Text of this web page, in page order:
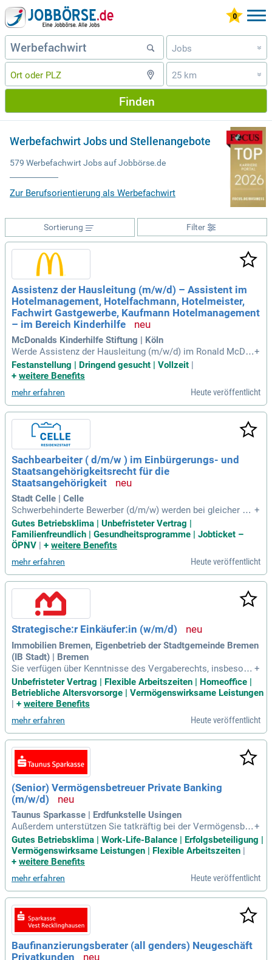
Jobs »
25 km »
Finden
Werbefachwirt Jobs und Stellenangebote
579 Werbefachwirt Jobs auf Jobbörse.de
Zur Berufsorientierung als Werbefachwirt
Filter
Sortierung
Assistenz der Hausleitung (m/w/d) – Assistent im
Hotelmanagement, Hotelfachmann, Hotelmeister,
Fachwirt Gastgewerbe, Kaufmann Hotelmanagement
– im Bereich Kinderhilfe
McDonalds Kinderhilfe Stiftung | Köln
Werde Assistenz der Hausleitung (m/w/d) im Ronald McDo
nald Haus Köln! In dieser Vollzeitposition betreust du Famili
en in schwierigen Lebenslagen und unterstützt unser ehrena
der Hausadministration, die Einhaltung der Arbeitssicherhei
t sowie die Pflege der Kontakte zur Klinik. Außerdem planst
du unsere wöchentlichen Verwöhn-Angebote für die Familie
n. Wir suchen engagierte Teamplayer mit Erfahrung im Hote
lmanagement oder Gastgewerbe. Verstärke unser Team in e
inem herzlichen Umfeld und fördere das Wohlbefinden der F
amilien, die wir betreuen! Jetzt bewerben!
+
Festanstellung | Dringend gesucht | Vollzeit |
+ weitere Benefits
mehr erfahren Heute veröffentlicht
Sachbearbeiter ( d/m/w ) im Einbürgerungs- und
Staatsangehörigkeitsrecht für die
Staatsangehörigkeit
Stadt Celle | Celle
Schwerbehinderte Bewerber (d/m/w) werden bei gleicher Ei
gnung bevorzugt berücksichtigt. Zu Zwecken und für die Da
uer der Durchführung des Bewerbungsverfahrens werden per
sonenbezogene Daten gespeichert.
+
Gutes Betriebsklima | Unbefristeter Vertrag |
Familienfreundlich | Gesundheitsprogramme | Jobticket –
ÖPNV
+ weitere Benefits
mehr erfahren Heute veröffentlicht
Strategische:r Einkäufer:in (w/m/d)
Immobilien Bremen, Eigenbetrieb der Stadtgemeinde Bremen
(IB Stadt) | Bremen
Sie verfügen über Kenntnisse des Vergaberechts, insbesond
ere der VgV/UVgO oder Sie sind bereit, die entsprechenden
Kenntnisse durch Fort- und Weiterbildungen auch mit Absch
lussprüfung zu erwerben.
+
Unbefristeter Vertrag | Flexible Arbeitszeiten | Homeoffice |
Betriebliche Altersvorsorge | Vermögenswirksame Leistungen
| + weitere Benefits
mehr erfahren Heute veröffentlicht
(Senior) Vermögensbetreuer Private Banking
(m/w/d)
Taunus Sparkasse | Erdfunkstelle Usingen
Außerdem unterstützen Sie tatkräftig bei der Vermögensber
atung unserer Firmen- und Gewerbekunden, Immobilienproje
kte und den von uns betreuten Kommunen. So arbeiten Sie
unter anderem stichfeste Vermögensstrukturierungsvorschl
+
Gutes Betriebsklima | Work-Life-Balance | Erfolgsbeteiligung |
Vermögenswirksame Leistungen | Flexible Arbeitszeiten |
+ weitere Benefits
mehr erfahren Heute veröffentlicht
Baufinanzierungsberater (all genders) Neugeschäft
Privatkunden